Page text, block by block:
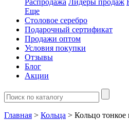
Распродажа Лидеры продаж
Еще
Столовое серебро
Подарочный сертификат
Продажи оптом
Условия покупки
Отзывы
Блог
Акции
Главная > Кольца > Кольцо тонкое